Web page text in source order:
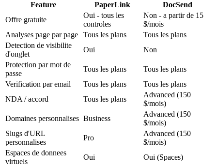
Feature PaperLink
DocSend
Offre gratuite
Oui - tous les
controles
Non - a partir de 15
$/mois
Analyses page par page
Tous les plans
Tous les plans
Detection de visibilite
d'onglet
Oui
Non
Protection par mot de
passe
Tous les plans
Tous les plans
Verification par email
Tous les plans
Tous les plans
NDA / accord
Tous les plans
Advanced (150
$/mois)
Domaines personnalises Business
Advanced (150
$/mois)
Slugs d'URL
personnalises
Pro
Advanced (150
$/mois)
Espaces de donnees
virtuels
Oui Oui (Spaces)